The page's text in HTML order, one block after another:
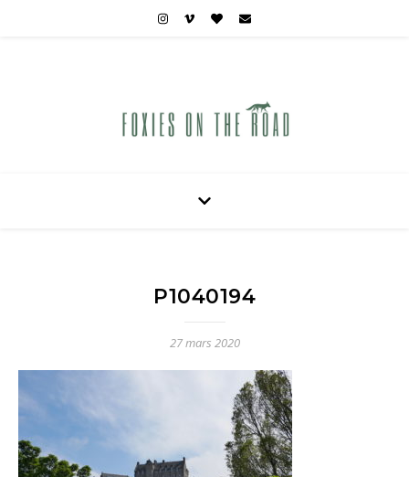
P1040194
27 mars 2020